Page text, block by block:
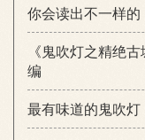
你会读出不一样的
《鬼吹灯之精绝
编
最有味道的鬼吹